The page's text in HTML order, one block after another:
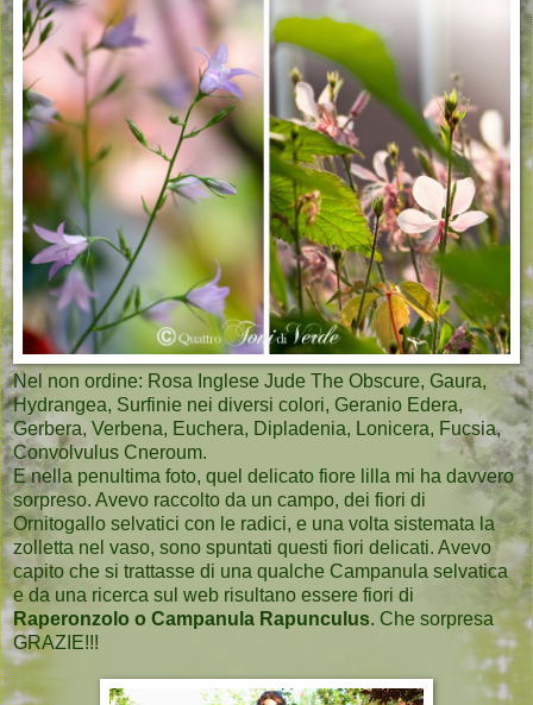
Nel non ordine: Rosa Inglese Jude The Obscure, Gaura,
Hydrangea, Surfinie nei diversi colori, Geranio Edera,
Gerbera, Verbena, Euchera, Dipladenia, Lonicera, Fucsia,
Convolvulus Cneroum.
E nella penultima foto, quel delicato fiore lilla mi ha davvero
sorpreso. Avevo raccolto da un campo, dei fiori di
Ornitogallo selvatici con le radici, e una volta sistemata la
zolletta nel vaso, sono spuntati questi fiori delicati. Avevo
capito che si trattasse di una qualche Campanula selvatica
e da una ricerca sul web risultano essere fiori di
Raperonzolo o Campanula Rapunculus. Che sorpresa
GRAZIE!!!